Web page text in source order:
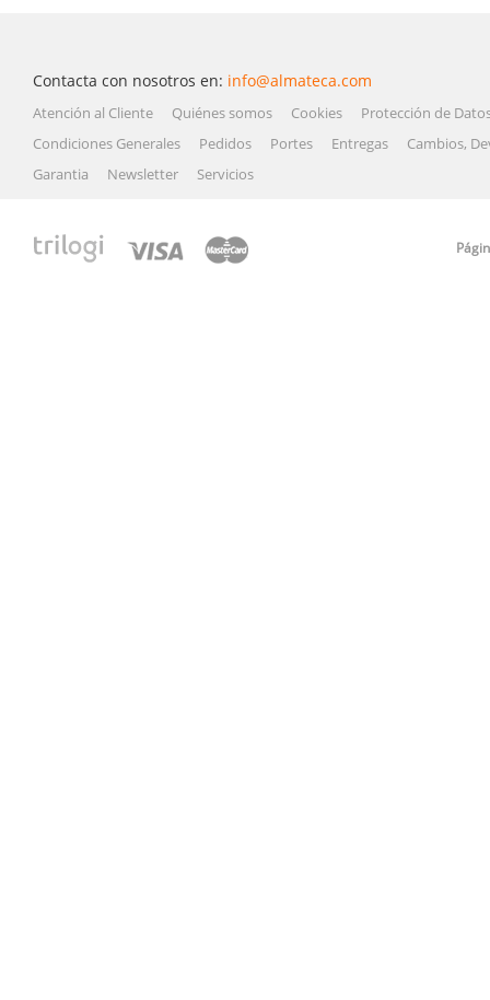
Contacta con nosotros en: info@almateca.com
Atención al Cliente Quiénes somos Cookies
Protección de
Condiciones Generales
Pedidos Portes Entregas
Cambios,
Garantia
Newsletter Servicios